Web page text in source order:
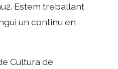
Estem treballant
un continu en
Cultura de